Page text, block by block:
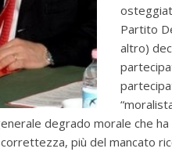
Partito
altro)
degrado morale che
più del mancato